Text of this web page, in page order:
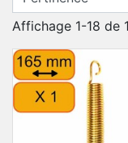
Affichage 1-18 de